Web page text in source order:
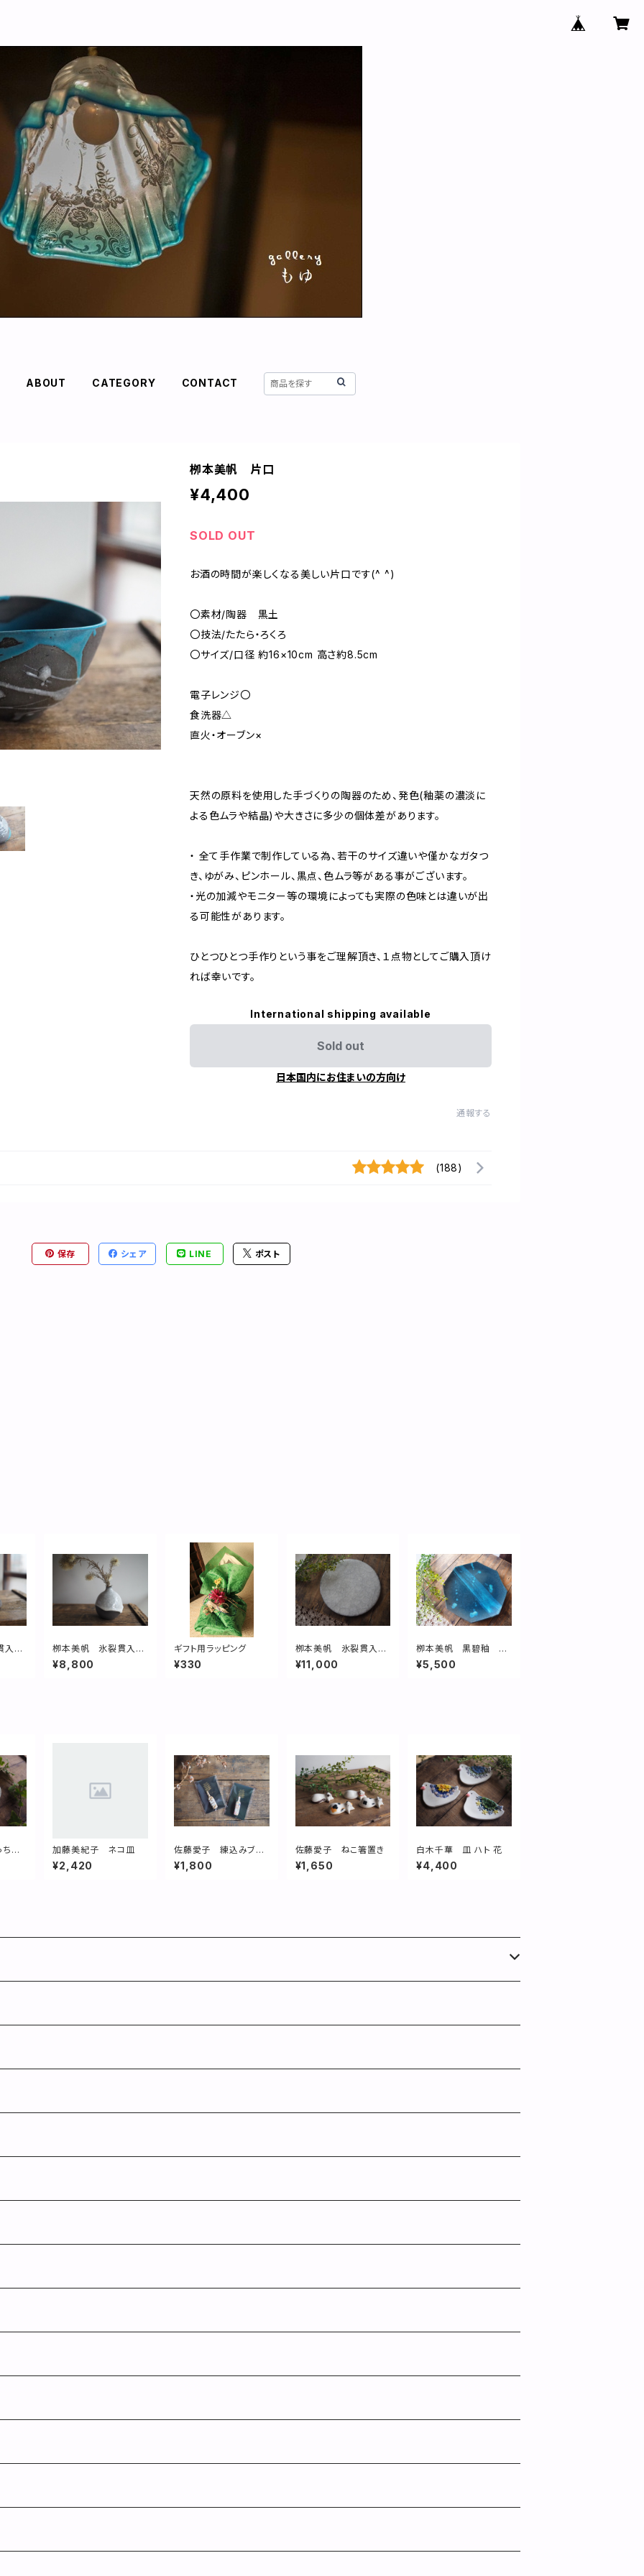
ABOUT CATEGORY CONTACT
栁本美帆 片口
¥4,400
SOLD OUT
お酒の時間が楽しくなる美しい片口です(^ ^)
〇素材/陶器 黒土
〇技法/たたら・ろくろ
〇サイズ/口径 約16×10cm 高さ約8.5cm
電子レンジ〇
食洗器△
直火・オーブン×
天然の原料を使用した手づくりの陶器のため、発色(釉薬の濃淡に
よる色ムラや結晶)や大きさに多少の個体差があります。
・ 全て手作業で制作している為、若干のサイズ違いや僅かなガタつ
き、ゆがみ、ピンホール、黒点、色ムラ等がある事がございます。
・光の加減やモニター等の環境によっても実際の色味とは違いが出
る可能性があります。
ひとつひとつ手作りという事をご理解頂き、１点物としてご購入頂け
れば幸いです。
International shipping available
Sold out
日本国内にお住まいの方向け
通報する
(188)
保存 シェア LINE ポスト
入植
栁本美帆 氷裂貫入一
輪挿し
¥8,800
ギフト用ラッピング
¥330
栁本美帆 氷裂貫入8
寸フラットプレート
¥11,000
栁本美帆 黒碧釉 八
角皿
¥5,500
ん 加藤美紀子 ネコ皿
¥2,420
佐藤愛子 練込みブロ
ーチ（bottle）
¥1,800
佐藤愛子 ねこ箸置き
¥1,650
白木千華 皿 ハト 花
¥4,400